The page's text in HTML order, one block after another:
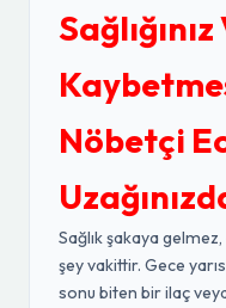
Nöbetçi
Sağlık şakaya
şey vakittir. Gece
sonu biten bir ilaç